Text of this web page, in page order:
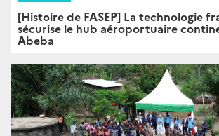
[Histoire de FASEP] La technologie
sécurise le hub aéroportuaire
Abeba